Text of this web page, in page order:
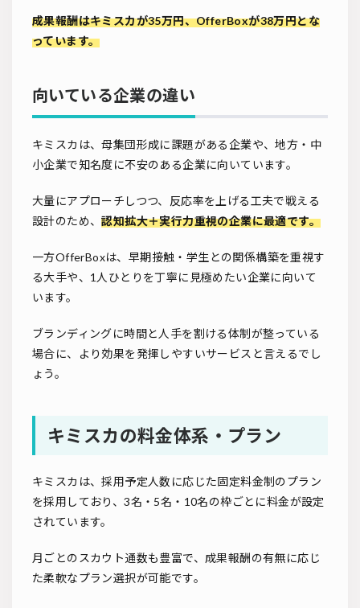
成果報酬はキミスカが35万円、OfferBoxが38万円とな
っています。
向いている企業の違い
キミスカは、母集団形成に課題がある企業や、地方・中
小企業で知名度に不安のある企業に向いています。
大量にアプローチしつつ、反応率を上げる工夫で戦える
設計のため、認知拡大＋実行力重視の企業に最適です。
一方OfferBoxは、早期接触・学生との関係構築を重視す
る大手や、1人ひとりを丁寧に見極めたい企業に向いて
います。
ブランディングに時間と人手を割ける体制が整っている
場合に、より効果を発揮しやすいサービスと言えるでし
ょう。
キミスカの料金体系・プラン
キミスカは、採用予定人数に応じた固定料金制のプラン
を採用しており、3名・5名・10名の枠ごとに料金が設定
されています。
月ごとのスカウト通数も豊富で、成果報酬の有無に応じ
た柔軟なプラン選択が可能です。